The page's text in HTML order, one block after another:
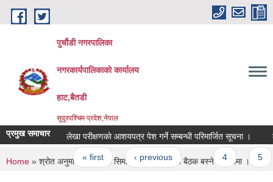
Skip to main content
पुर्चौडी नगरपालिका
नगरकार्यपालिकाकाे कार्यालय
हाट,बैतडी
सुदुरपश्चिम प्रदेश,नेपाल
प्रमुख समाचार लेखा परीक्षणकाे आशयपत्र पेश गर्ने सम्बन्धी परिमार्जित सूचना ।
Pages
« first ‹ previous … 4 5
You are here
Home » श्रोत अनुमान तथा बजेट सिमा निर्धारण समितिको बैठक बस्ने सम्बन्धमा ।